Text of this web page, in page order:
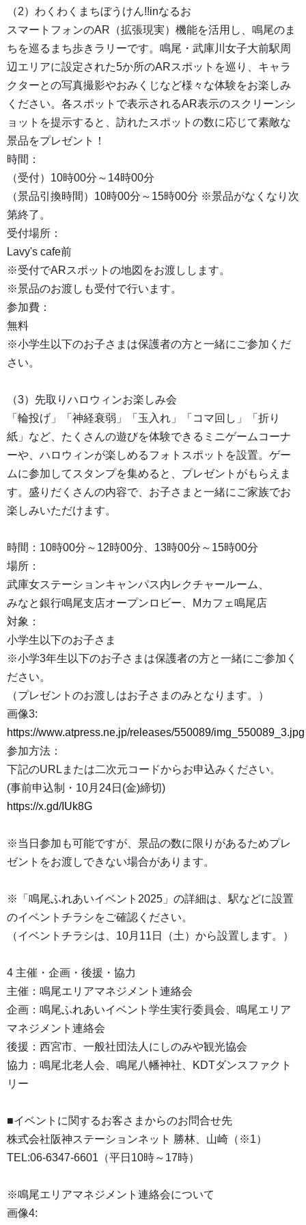
（2）わくわくまちぼうけん!!inなるお
スマートフォンのAR（拡張現実）機能を活用し、鳴尾のま
ちを巡るまち歩きラリーです。鳴尾・武庫川女子大前駅周
辺エリアに設定された5か所のARスポットを巡り、キャラ
クターとの写真撮影やおみくじなど様々な体験をお楽しみ
ください。各スポットで表示されるAR表示のスクリーンシ
ョットを提示すると、訪れたスポットの数に応じて素敵な
景品をプレゼント！
時間：
（受付）10時00分～14時00分
（景品引換時間）10時00分～15時00分 ※景品がなくなり次
第終了。
受付場所：
Lavy's cafe前
※受付でARスポットの地図をお渡しします。
※景品のお渡しも受付で行います。
参加費：
無料
※小学生以下のお子さまは保護者の方と一緒にご参加くだ
さい。
（3）先取りハロウィンお楽しみ会
「輪投げ」「神経衰弱」「玉入れ」「コマ回し」「折り
紙」など、たくさんの遊びを体験できるミニゲームコーナ
ーや、ハロウィンが楽しめるフォトスポットを設置。ゲー
ムに参加してスタンプを集めると、プレゼントがもらえま
す。盛りだくさんの内容で、お子さまと一緒にご家族でお
楽しみいただけます。
時間：10時00分～12時00分、13時00分～15時00分
場所：
武庫女ステーションキャンパス内レクチャールーム、
みなと銀行鳴尾支店オープンロビー、Mカフェ鳴尾店
対象：
小学生以下のお子さま
※小学3年生以下のお子さまは保護者の方と一緒にご参加く
ださい。
（プレゼントのお渡しはお子さまのみとなります。）
画像3:
https://www.atpress.ne.jp/releases/550089/img_550089_3.jpg
参加方法：
下記のURLまたは二次元コードからお申込みください。
(事前申込制・10月24日(金)締切)
https://x.gd/IUk8G
※当日参加も可能ですが、景品の数に限りがあるためプレ
ゼントをお渡しできない場合があります。
※「鳴尾ふれあいイベント2025」の詳細は、駅などに設置
のイベントチラシをご確認ください。
（イベントチラシは、10月11日（土）から設置します。）
4 主催・企画・後援・協力
主催：鳴尾エリアマネジメント連絡会
企画：鳴尾ふれあいイベント学生実行委員会、鳴尾エリア
マネジメント連絡会
後援：西宮市、一般社団法人にしのみや観光協会
協力：鳴尾北老人会、鳴尾八幡神社、KDTダンスファクト
リー
■イベントに関するお客さまからのお問合せ先
株式会社阪神ステーションネット 勝林、山崎（※1）
TEL:06-6347-6601（平日10時～17時）
※鳴尾エリアマネジメント連絡会について
画像4: